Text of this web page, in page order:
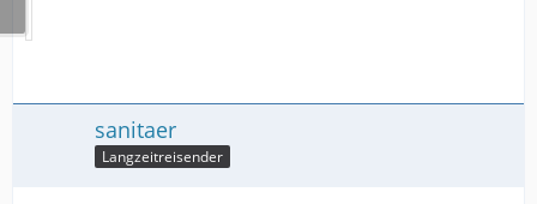
sanitaer
Langzeitreisender